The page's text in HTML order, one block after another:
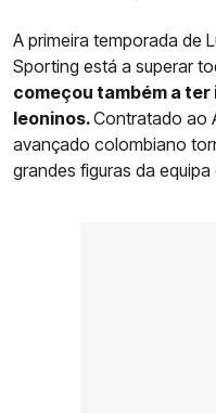
A primeira temporada de
Sporting está a superar
começou também a
leoninos.Contratado ao
avançado colombiano
grandes figuras da